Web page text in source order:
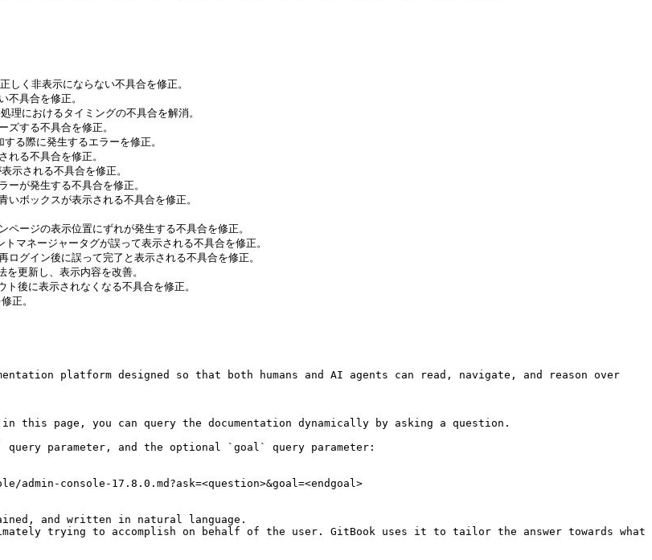
く非表示にならない不具合を修正。
具合を修正。
におけるタイミングの不具合を解消。
する不具合を修正。
際に発生するエラーを修正。
る不具合を修正。
される不具合を修正。
が発生する不具合を修正。
ボックスが表示される不具合を修正。
ジの表示位置にずれが発生する不具合を修正。
ネージャータグが誤って表示される不具合を修正。
イン後に誤って完了と表示される不具合を修正。
更新し、表示内容を改善。
に表示されなくなる不具合を修正。
正。
platform designed so that both humans and AI agents can read, navigate, and reason over
page, you can query the documentation dynamically by asking a question.
query parameter, and the optional `goal` query parameter:
console-17.8.0.md?ask=<question>&goal=<endgoal>
and written in natural language.
trying to accomplish on behalf of the user. GitBook uses it to tailor the answer towards what